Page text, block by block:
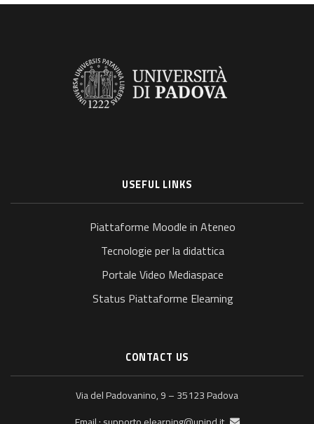
USEFUL LINKS
Piattaforme Moodle in Ateneo
Tecnologie per la didattica
Portale Video Mediaspace
Status Piattaforme Elearning
CONTACT US
Via del Padovanino, 9 – 35123 Padova